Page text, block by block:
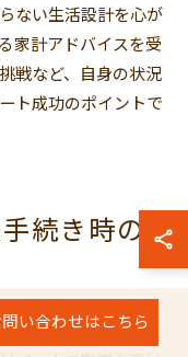
ない生活設計を心が
家計アドバイスを受
戦など、自身の状況
ト成功のポイントで
続き時の
い合わせはこちら